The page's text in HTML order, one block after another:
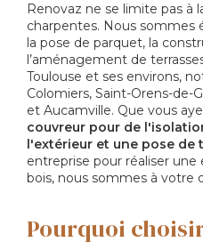
Renovaz ne se limite pas à
charpentes. Nous sommes
la pose de parquet, la
l’aménagement de
Toulouse et ses environs,
Colomiers, Saint-Orens-de-
et Aucamville. Que vous
couvreur pour de
l'extérieur et une pose de
entreprise pour réaliser
bois, nous sommes à votre
Pourquoi